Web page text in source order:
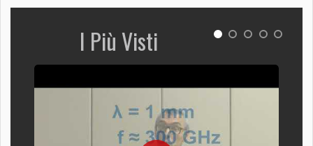
I Più Visti